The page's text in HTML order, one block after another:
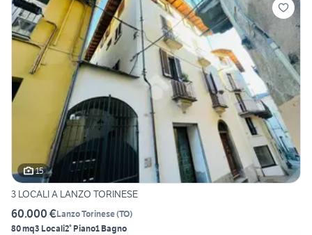
15
3 LOCALI A LANZO TORINESE
60.000 €Lanzo Torinese(TO)
80 mq3 Locali2° Piano1 Bagno